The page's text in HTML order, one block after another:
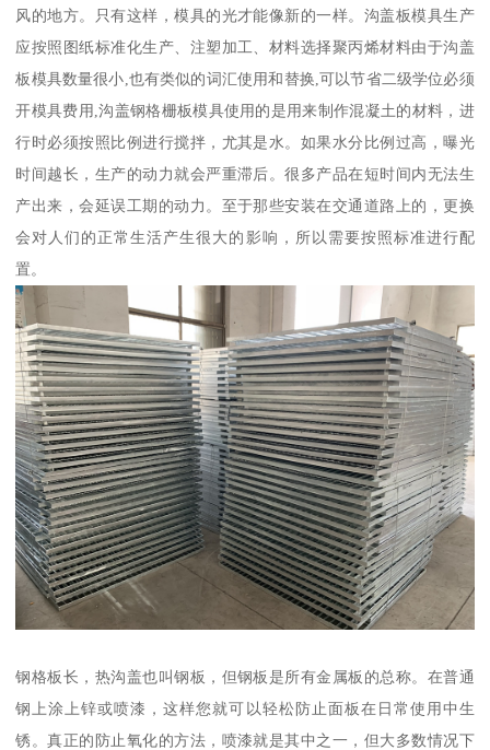
风的地方。只有这样，模具的光才能像新的一样。沟盖板模具生产
应按照图纸标准化生产、注塑加工、材料选择聚丙烯材料由于沟盖
板模具数量很小,也有类似的词汇使用和替换,可以节省二级学位必须
开模具费用,沟盖钢格栅板模具使用的是用来制作混凝土的材料，进
行时必须按照比例进行搅拌，尤其是水。如果水分比例过高，曝光
时间越长，生产的动力就会严重滞后。很多产品在短时间内无法生
产出来，会延误工期的动力。至于那些安装在交通道路上的，更换
会对人们的正常生活产生很大的影响，所以需要按照标准进行配
置。
钢格板长，热沟盖也叫钢板，但钢板是所有金属板的总称。在普通
钢上涂上锌或喷漆，这样您就可以轻松防止面板在日常使用中生
锈。真正的防止氧化的方法，喷漆就是其中之一，但大多数情况下